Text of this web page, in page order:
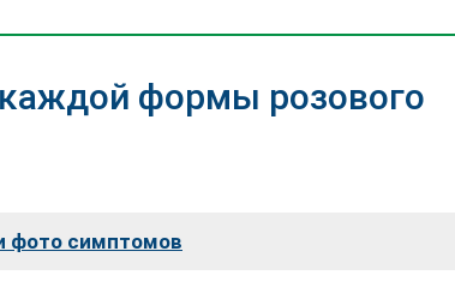
формы розового
фото симптомов